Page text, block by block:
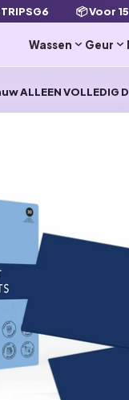
📦 Voor
Wassen Geur
ALLEEN VOLLEDIG